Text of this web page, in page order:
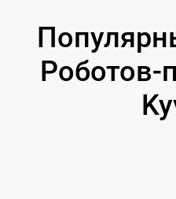
Роботов-